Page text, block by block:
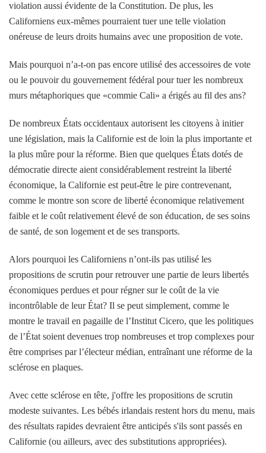
violation aussi évidente de la Constitution. De plus, les
Californiens eux-mêmes pourraient tuer une telle violation
onéreuse de leurs droits humains avec une proposition de vote.
Mais pourquoi n’a-t-on pas encore utilisé des accessoires de vote
ou le pouvoir du gouvernement fédéral pour tuer les nombreux
murs métaphoriques que «commie Cali» a érigés au fil des ans?
De nombreux États occidentaux autorisent les citoyens à initier
une législation, mais la Californie est de loin la plus importante et
la plus mûre pour la réforme. Bien que quelques États dotés de
démocratie directe aient considérablement restreint la liberté
économique, la Californie est peut-être le pire contrevenant,
comme le montre son score de liberté économique relativement
faible et le coût relativement élevé de son éducation, de ses soins
de santé, de son logement et de ses transports.
Alors pourquoi les Californiens n’ont-ils pas utilisé les
propositions de scrutin pour retrouver une partie de leurs libertés
économiques perdues et pour régner sur le coût de la vie
incontrôlable de leur État? Il se peut simplement, comme le
montre le travail en pagaille de l’Institut Cicero, que les politiques
de l’État soient devenues trop nombreuses et trop complexes pour
être comprises par l’électeur médian, entraînant une réforme de la
sclérose en plaques.
Avec cette sclérose en tête, j'offre les propositions de scrutin
modeste suivantes. Les bébés irlandais restent hors du menu, mais
des résultats rapides devraient être anticipés s'ils sont passés en
Californie (ou ailleurs, avec des substitutions appropriées).